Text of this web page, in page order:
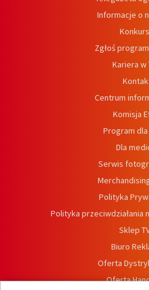
Informacje o
Zgłoś program
Kariera w
Centrum
Komisja
Program
Dla
Serwis
Polityka
Polityka przeciwdziałania
Sklep
Biuro
Oferta
Oferta